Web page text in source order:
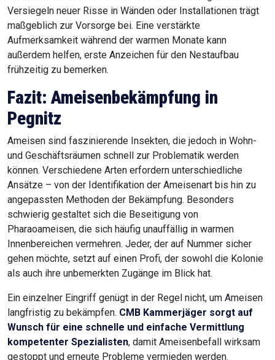
Versiegeln neuer Risse in Wänden oder Installationen trägt
maßgeblich zur Vorsorge bei. Eine verstärkte
Aufmerksamkeit während der warmen Monate kann
außerdem helfen, erste Anzeichen für den Nestaufbau
frühzeitig zu bemerken.
Fazit: Ameisenbekämpfung in
Pegnitz
Ameisen sind faszinierende Insekten, die jedoch in Wohn-
und Geschäftsräumen schnell zur Problematik werden
können. Verschiedene Arten erfordern unterschiedliche
Ansätze – von der Identifikation der Ameisenart bis hin zu
angepassten Methoden der Bekämpfung. Besonders
schwierig gestaltet sich die Beseitigung von
Pharaoameisen, die sich häufig unauffällig in warmen
Innenbereichen vermehren. Jeder, der auf Nummer sicher
gehen möchte, setzt auf einen Profi, der sowohl die Kolonie
als auch ihre unbemerkten Zugänge im Blick hat.
Ein einzelner Eingriff genügt in der Regel nicht, um Ameisen
langfristig zu bekämpfen. CMB Kammerjäger sorgt auf
Wunsch für eine schnelle und einfache Vermittlung
kompetenter Spezialisten, damit Ameisenbefall wirksam
gestoppt und erneute Probleme vermieden werden.